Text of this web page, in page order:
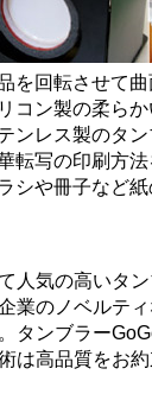
を回転させて
コン製の柔ら
ンレス製のタ
転写の印刷方
シや冊子など
人気の高いタ
業のノベルテ
タンブラー
は高品質をお